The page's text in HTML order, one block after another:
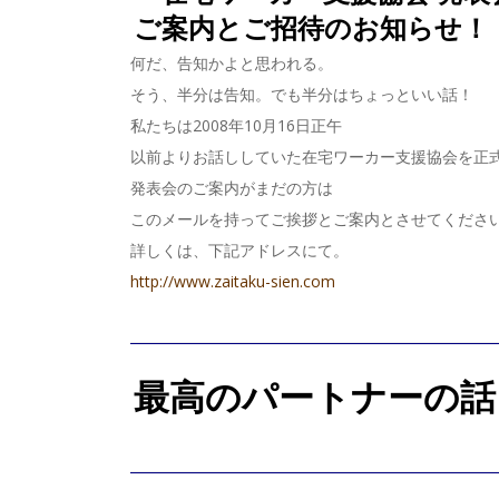
ご案内とご招待のお知らせ！
何だ、告知かよと思われる。
そう、半分は告知。でも半分はちょっといい話！
私たちは2008年10月16日正午
以前よりお話ししていた在宅ワーカー支援協会を正
発表会のご案内がまだの方は
このメールを持ってご挨拶とご案内とさせてください
詳しくは、下記アドレスにて。
http://www.zaitaku-sien.com
最高のパートナーの話